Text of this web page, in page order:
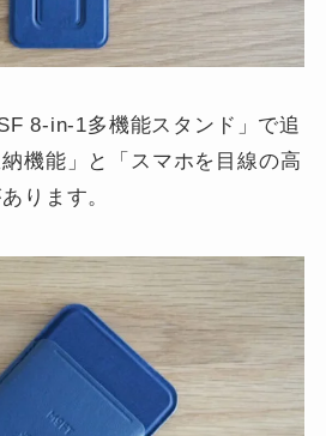
8-in-1多機能スタンド」で追
機能」と「スマホを目線の高
ります。